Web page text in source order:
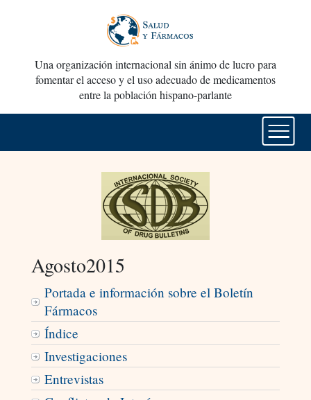
Una organización internacional sin ánimo de lucro para
fomentar el acceso y el uso adecuado de medicamentos
entre la población hispano-parlante
Agosto2015
Portada e información sobre el Boletín
Fármacos
Índice
Investigaciones
Entrevistas